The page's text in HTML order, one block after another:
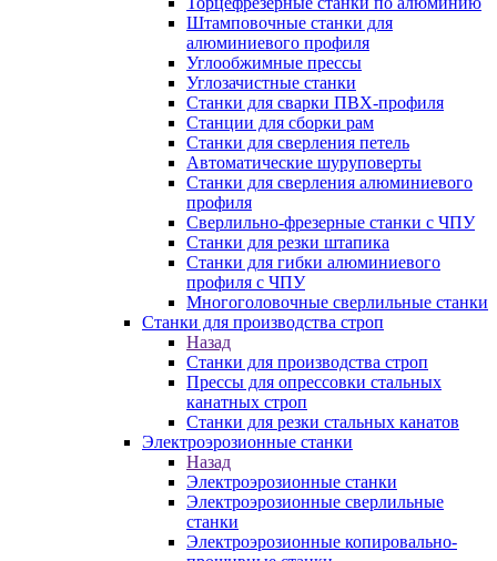
Штамповочные станки для
алюминиевого профиля
Углообжимные прессы
Углозачистные станки
Станки для сварки ПВХ-профиля
Станции для сборки рам
Станки для сверления петель
Автоматические шуруповерты
Станки для сверления алюминиевого
профиля
Сверлильно-фрезерные станки с ЧПУ
Станки для резки штапика
Станки для гибки алюминиевого
профиля с ЧПУ
Многоголовочные сверлильные станки
Станки для производства строп
Назад
Станки для производства строп
Прессы для опрессовки стальных
канатных строп
Станки для резки стальных канатов
Электроэрозионные станки
Назад
Электроэрозионные станки
Электроэрозионные сверлильные
станки
Электроэрозионные копировально-